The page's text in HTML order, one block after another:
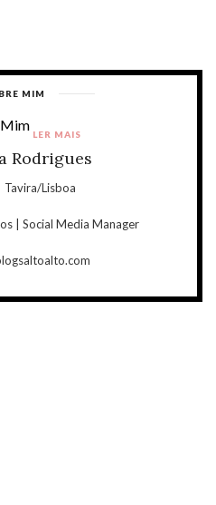
MIM
Rodrigues
Tavira/Lisboa
| Social Media Manager
LER MAIS